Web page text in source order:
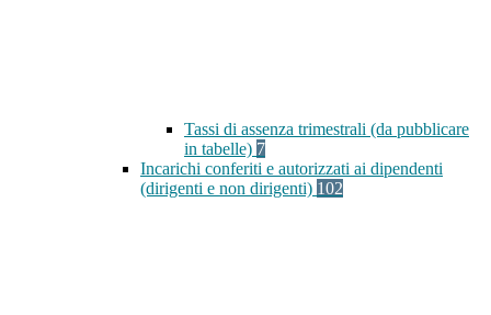
Tassi di assenza trimestrali (da pubblicare
in tabelle) 7
Incarichi conferiti e autorizzati ai dipendenti
(dirigenti e non dirigenti) 102